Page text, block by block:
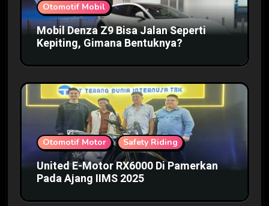
Otomotif Mobil
Mobil Denza Z9 Bisa Jalan Seperti
Kepiting, Gimana Bentuknya?
Otomotif Motor Safety Riding
United E-Motor RX6000 Di Pamerkan
Pada Ajang IIMS 2025